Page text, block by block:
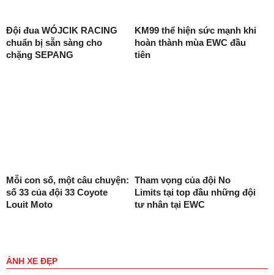
Đội đua WÓJCIK RACING
chuẩn bị sẵn sàng cho
chặng SEPANG
KM99 thể hiện sức mạnh khi
hoàn thành mùa EWC đầu
tiên
Mỗi con số, một câu chuyện:
số 33 của đội 33 Coyote
Louit Moto
Tham vọng của đội No
Limits tại top đầu những đội
tư nhân tại EWC
ẢNH XE ĐẸP